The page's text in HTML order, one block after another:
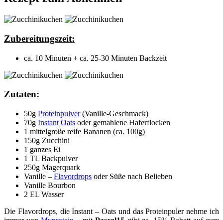
Zubereitungszeit:
ca. 10 Minuten + ca. 25-30 Minuten Backzeit
Zutaten:
50g Proteinpulver(Vanille-Geschmack)
70g Instant Oats oder gemahlene Haferflocken
1 mittelgroße reife Bananen (ca. 100g)
150g Zucchini
1 ganzes Ei
1 TL Backpulver
250g Magerquark
Vanille – Flavordrops oder Süße nach Belieben
Vanille Bourbon
2 EL Wasser
Die Flavordrops, die Instant – Oats und das Proteinpuler nehme ich